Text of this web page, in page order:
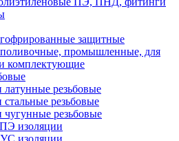
защитные
промышленные, для
комплектующие
резьбовые
резьбовые
резьбовые
изоляции
изоляции